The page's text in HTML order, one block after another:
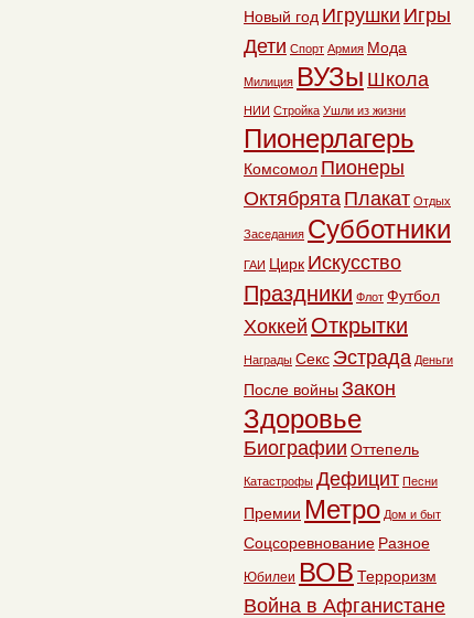
Новый год Игрушки Игры
Дети Спорт Армия Мода
Милиция ВУЗы Школа
НИИ Стройка Ушли из жизни
Пионерлагерь
Комсомол Пионеры
Октябрята Плакат Отдых
Заседания Субботники
ГАИ Цирк Искусство
Праздники Флот Футбол
Хоккей Открытки
Награды Секс Эстрада Деньги
После войны Закон
Здоровье
Биографии Оттепель
Катастрофы Дефицит Песни
Премии Метро Дом и быт
Соцсоревнование Разное
Юбилеи ВОВ Терроризм
Война в Афганистане